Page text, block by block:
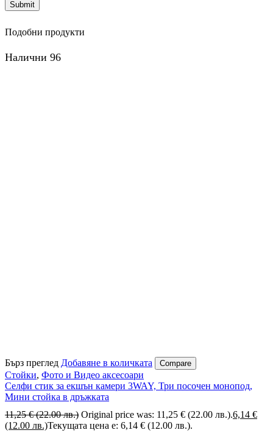
Подобни продукти
Налични 96
Бърз преглед Добавяне в количката Compare
Стойки, Фото и Видео аксесоари
Селфи стик за екшън камери 3WAY, Три посочен монопод,
Мини стойка в дръжката
11,25€ (22.00 лв.) Original price was: 11,25 € (22.00 лв.).6,14 €
(12.00 лв.)Текущата цена е: 6,14 € (12.00 лв.).